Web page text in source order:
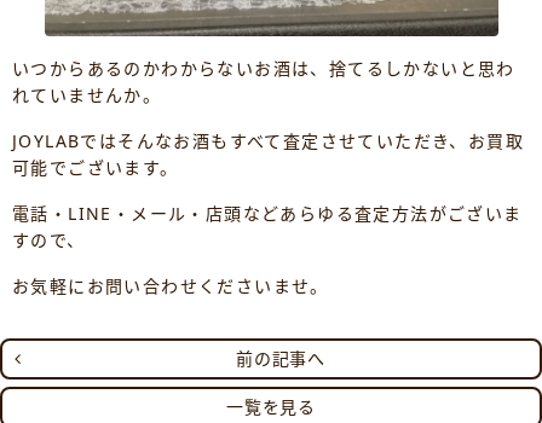
いつからあるのかわからないお酒は、捨てるしかないと思わ
れていませんか。
JOYLABではそんなお酒もすべて査定させていただき、お買取
可能でございます。
電話・LINE・メール・店頭などあらゆる査定方法がございま
すので、
お気軽にお問い合わせくださいませ。
前の記事へ
一覧を見る